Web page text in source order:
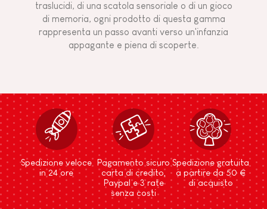
traslucidi, di una scatola sensoriale o di un gioco
di memoria, ogni prodotto di questa gamma
rappresenta un passo avanti verso un'infanzia
appagante e piena di scoperte.
Spedizione veloce
in 24 ore
Pagamento sicuro
carta di credito,
Paypal e 3 rate
senza costi
Spedizione gratuita
a partire da 50 €
di acquisto